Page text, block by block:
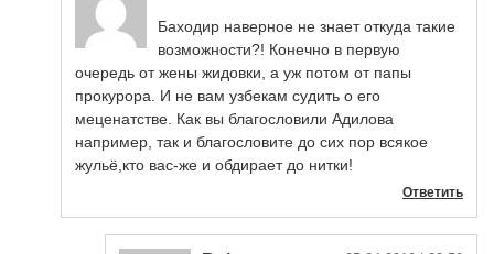
Баходир наверное не знает откуда такие
возможности?! Конечно в первую
очередь от жены жидовки, а уж потом от папы
прокурора. И не вам узбекам судить о его
меценатстве. Как вы благословили Адилова
например, так и благословите до сих пор всякое
жульё,кто вас-же и обдирает до нитки!
Ответить